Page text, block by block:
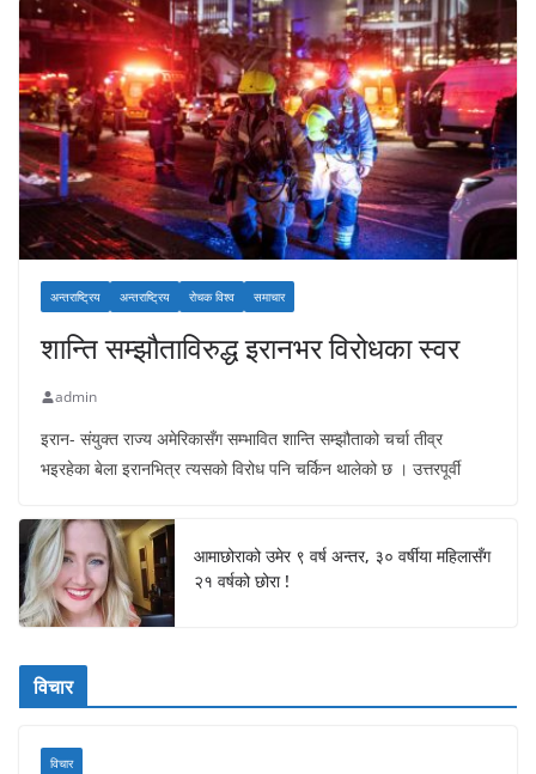
अन्तराष्ट्रिय अन्तराष्ट्रिय रोचक विश्व समाचार
शान्ति सम्झौताविरुद्ध इरानभर विरोधका स्वर
admin
इरान- संयुक्त राज्य अमेरिकासँग सम्भावित शान्ति सम्झौताको चर्चा तीव्र
भइरहेका बेला इरानभित्र त्यसको विरोध पनि चर्किन थालेको छ । उत्तरपूर्वी
आमाछोराको उमेर ९ वर्ष अन्तर, ३० वर्षीया महिलासँग
२१ वर्षको छोरा !
विचार
विचार